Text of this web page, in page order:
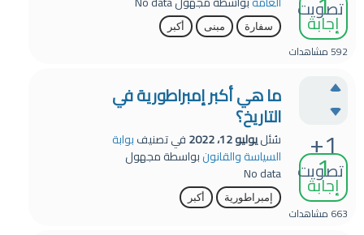
تصويت
إجابة
592مشاهدات
سفارة مبنى أكبر
+1
تصويت
1
إجابة
663 مشاهدات
ما هي أكبر إمبراطورية في
التاريخ؟
سُئليوليو 12، 2022 في تصنيفبوابة
السياسة والقانونبواسطةمجهول
No data
إمبراطورية أكبر